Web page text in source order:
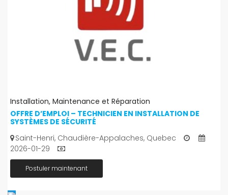
Installation, Maintenance et Réparation
OFFRE D’EMPLOI – TECHNICIEN EN INSTALLATION DE
SYSTÈMES DE SÉCURITÉ
Saint-Henri, Chaudière-Appalaches, Quebec
2026-01-29
Postuler maintenant